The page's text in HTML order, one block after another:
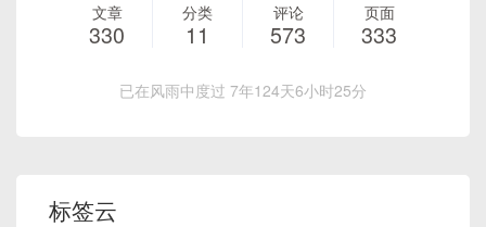
文章
330
分类
11
评论
573
页面
333
已在风雨中度过 7年124天6小时25分
标签云